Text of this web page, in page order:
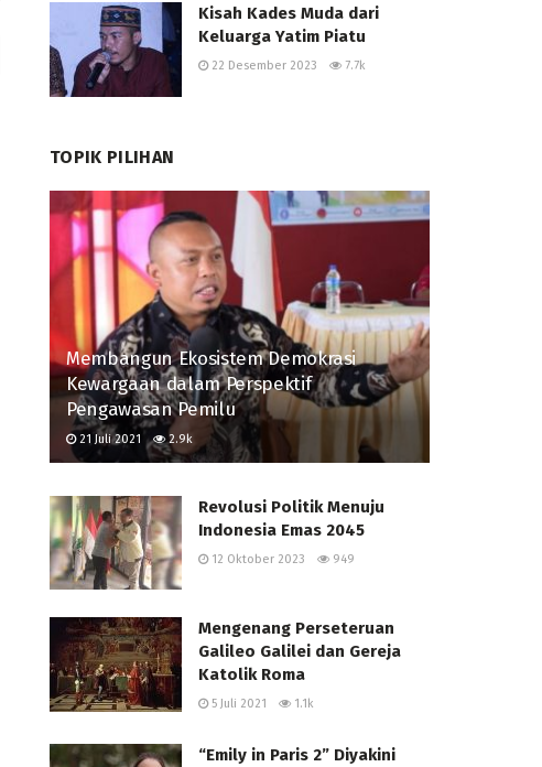
Kisah Kades Muda dari
Keluarga Yatim Piatu
22 Desember 2023 7.7k
TOPIK PILIHAN
Membangun Ekosistem Demokrasi
Kewargaan dalam Perspektif
Pengawasan Pemilu
21 Juli 2021 2.9k
Revolusi Politik Menuju
Indonesia Emas 2045
12 Oktober 2023 949
Mengenang Perseteruan
Galileo Galilei dan Gereja
Katolik Roma
5 Juli 2021 1.1k
“Emily in Paris 2” Diyakini